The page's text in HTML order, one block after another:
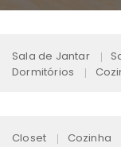
Sala de Jantar
Dormitórios
Closet Cozinha